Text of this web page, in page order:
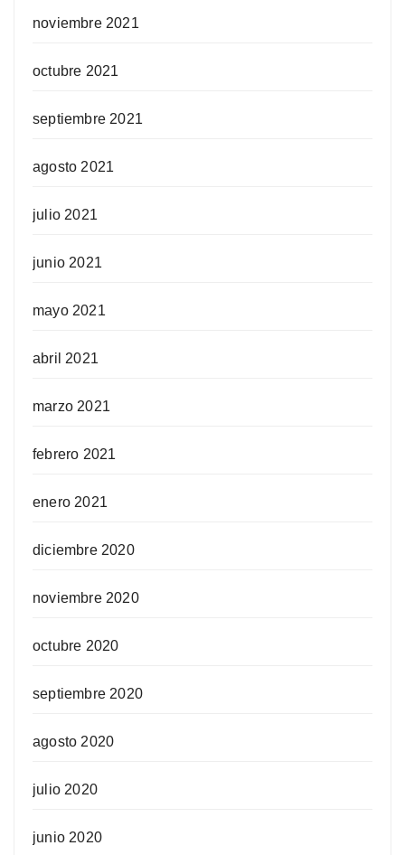
noviembre 2021
octubre 2021
septiembre 2021
agosto 2021
julio 2021
junio 2021
mayo 2021
abril 2021
marzo 2021
febrero 2021
enero 2021
diciembre 2020
noviembre 2020
octubre 2020
septiembre 2020
agosto 2020
julio 2020
junio 2020